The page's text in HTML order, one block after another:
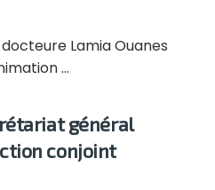
Lamia Ouanes
...
général
conjoint